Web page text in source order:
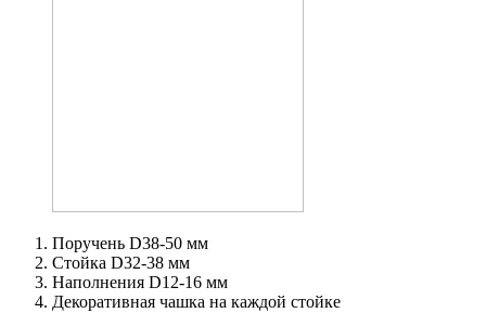
Поручень D38-50 мм
Стойка D32-38 мм
Наполнения D12-16 мм
Декоративная чашка на каждой стойке